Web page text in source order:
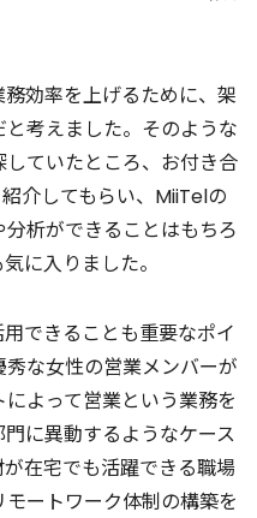
効率を上げるために、架
考えました。そのような
ていたところ、お付き合
介してもらい、MiiTelの
析ができることはもちろ
に入りました。
できることも重要なポイ
な女性の営業メンバーが
よって営業という業務を
に異動するようなケース
在宅でも活躍できる職場
ートワーク体制の構築を